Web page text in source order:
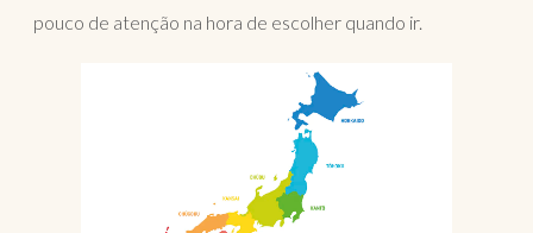
pouco de atenção na hora de escolher quando ir.